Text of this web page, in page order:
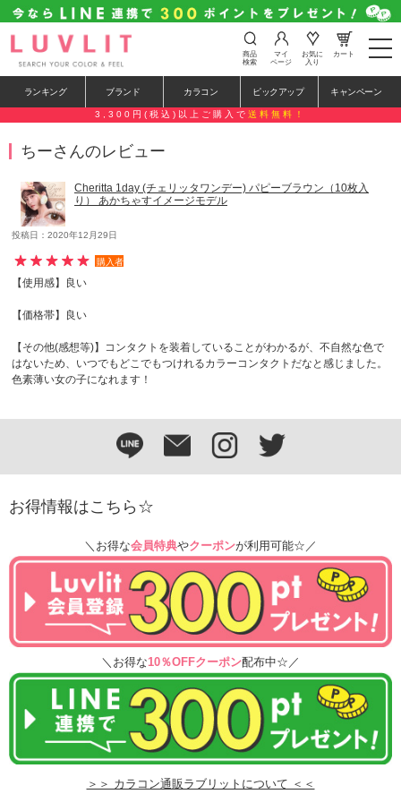
t
o
e
n
商品
検索
マイ
ページ
お気に
入り
カート
ランキング ブランド カラコン ピックアップ キャンペーン
3,300円(税込)以上ご購入で 送料無料！
ちーさんのレビュー
Cheritta 1day (チェリッタワンデー) パピーブラウン（10枚入
り） あかちゃすイメージモデル
投稿日：2020年12月29日
購入者
【使用感】良い
【価格帯】良い
【その他(感想等)】コンタクトを装着していることがわかるが、不自然な色で
はないため、いつでもどこでもつけれるカラーコンタクトだなと感じました。
色素薄い女の子になれます！
お得情報はこちら☆
＼お得な会員特典やクーポンが利用可能☆／
＼お得な10％OFFクーポン配布中☆／
＞＞ カラコン通販ラブリットについて ＜＜